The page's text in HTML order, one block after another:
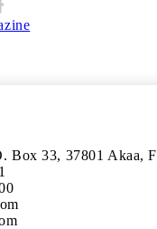
Box 33, 37801 Akaa,